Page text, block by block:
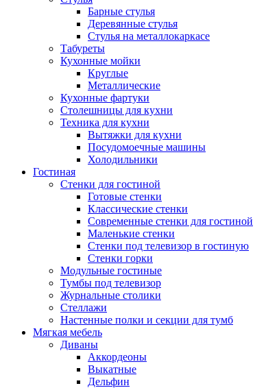
Барные стулья
Деревянные стулья
Стулья на металлокаркасе
Табуреты
Кухонные мойки
Круглые
Металлические
Кухонные фартуки
Столешницы для кухни
Техника для кухни
Вытяжки для кухни
Посудомоечные машины
Холодильники
Гостиная
Стенки для гостиной
Готовые стенки
Классические стенки
Современные стенки для гостиной
Маленькие стенки
Стенки под телевизор в гостиную
Стенки горки
Модульные гостиные
Тумбы под телевизор
Журнальные столики
Стеллажи
Настенные полки и секции для тумб
Мягкая мебель
Диваны
Аккордеоны
Выкатные
Дельфин